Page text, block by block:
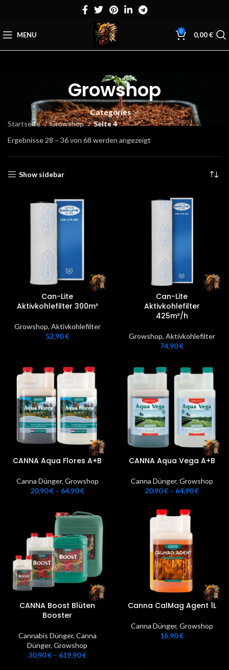
MENU 0 0,00€
Growshop
Categories
Startseite Growshop
Seite 4
Ergebnisse 28 – 36 von 68 werden angezeigt
Show sidebar
Can-Lite
Aktivkohlefilter 300m³
Growshop, Aktivkohlefilter
52,90€
Can-Lite
Aktivkohlefilter
425m³/h
Growshop, Aktivkohlefilter
74,90€
CANNA Aqua Flores A+B
Canna Dünger, Growshop
20,90€ – 64,90€
CANNA Aqua Vega A+B
Canna Dünger, Growshop
20,90€ – 64,90€
CANNA Boost Blüten
Booster
Cannabis Dünger, Canna
Dünger, Growshop
30,90€ – 619,90€
Canna CalMag Agent 1L
Canna Dünger, Growshop
16,90€